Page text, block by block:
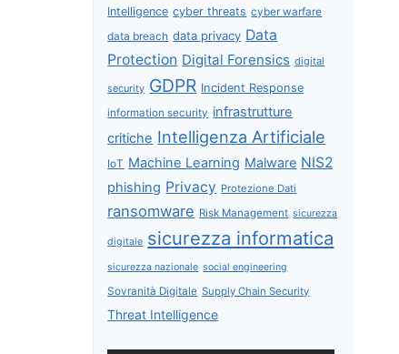
Intelligence cyber threats cyber warfare
data breach data privacy Data
Protection Digital Forensics digital
security GDPR Incident Response
information security infrastrutture
critiche Intelligenza Artificiale
IoT Machine Learning Malware NIS2
phishing Privacy Protezione Dati
ransomware Risk Management sicurezza
digitale sicurezza informatica
sicurezza nazionale social engineering
Sovranità Digitale Supply Chain Security
Threat Intelligence